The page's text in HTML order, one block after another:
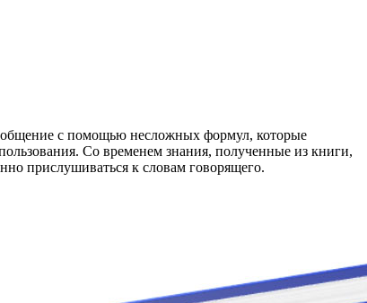
общение с помощью несложных формул, которые
Со временем знания, полученные из книги,
прислушиваться к словам говорящего.